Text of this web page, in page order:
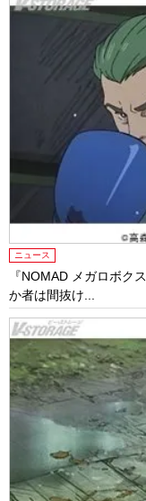
ニュース
『NOMAD メガロボク
か者は間抜け...